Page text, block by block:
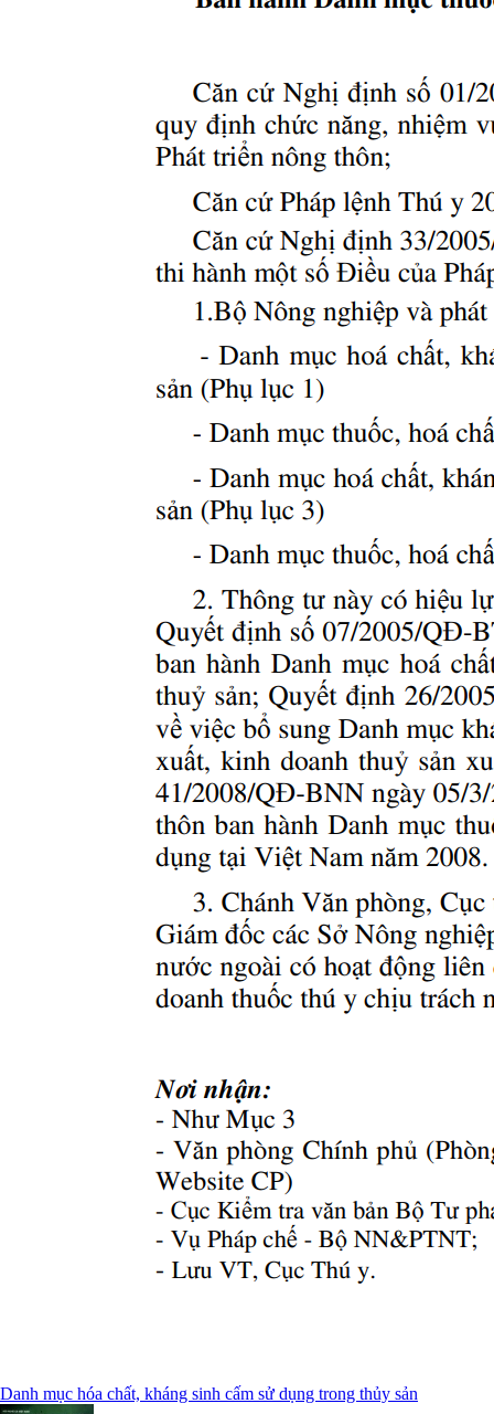
Danh mục hóa chất, kháng sinh cấm sử dụng trong thủy sản